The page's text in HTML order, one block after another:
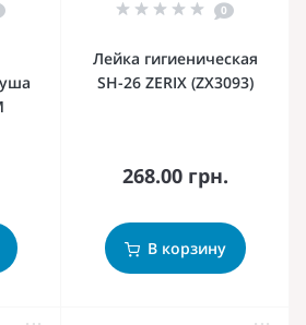
0
Лейка гигиеническая
SH-26 ZERIX (ZX3093)
268.00 грн.
В корзину